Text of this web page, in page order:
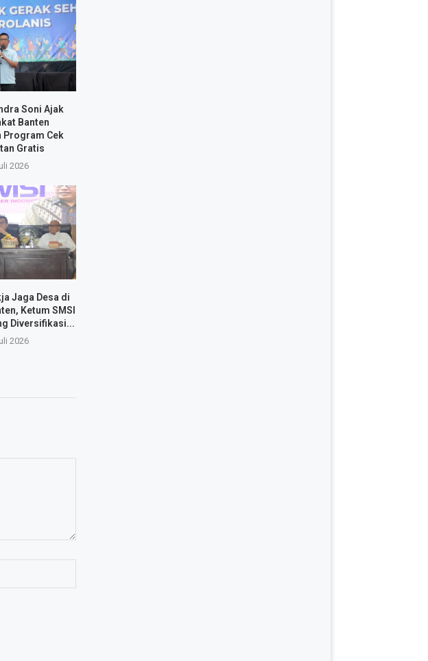
Soni Ajak
Banten
Program Cek
Gratis
2026
Jaga Desa di
Ketum SMSI
Diversifikasi...
2026